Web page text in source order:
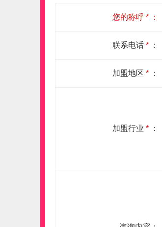
您的称呼 * ：
联系电话 * ：
加盟地区 * ：
加盟行业 * ：